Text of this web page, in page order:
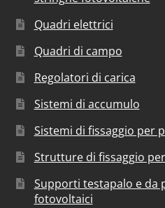
Quadri elettrici
Quadri di campo
Regolatori di carica
Sistemi di accumulo
Sistemi di fissaggio per
Strutture di fissaggio
Supporti testapalo e da
fotovoltaici